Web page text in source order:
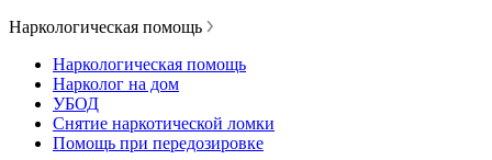
Наркологическая помощь
Наркологическая помощь
Нарколог на дом
УБОД
Снятие наркотической ломки
Помощь при передозировке